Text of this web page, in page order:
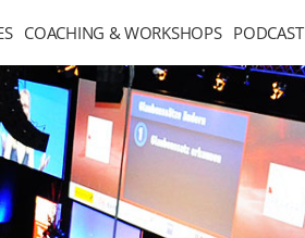
COACHING & WORKSHOPS PODCAST